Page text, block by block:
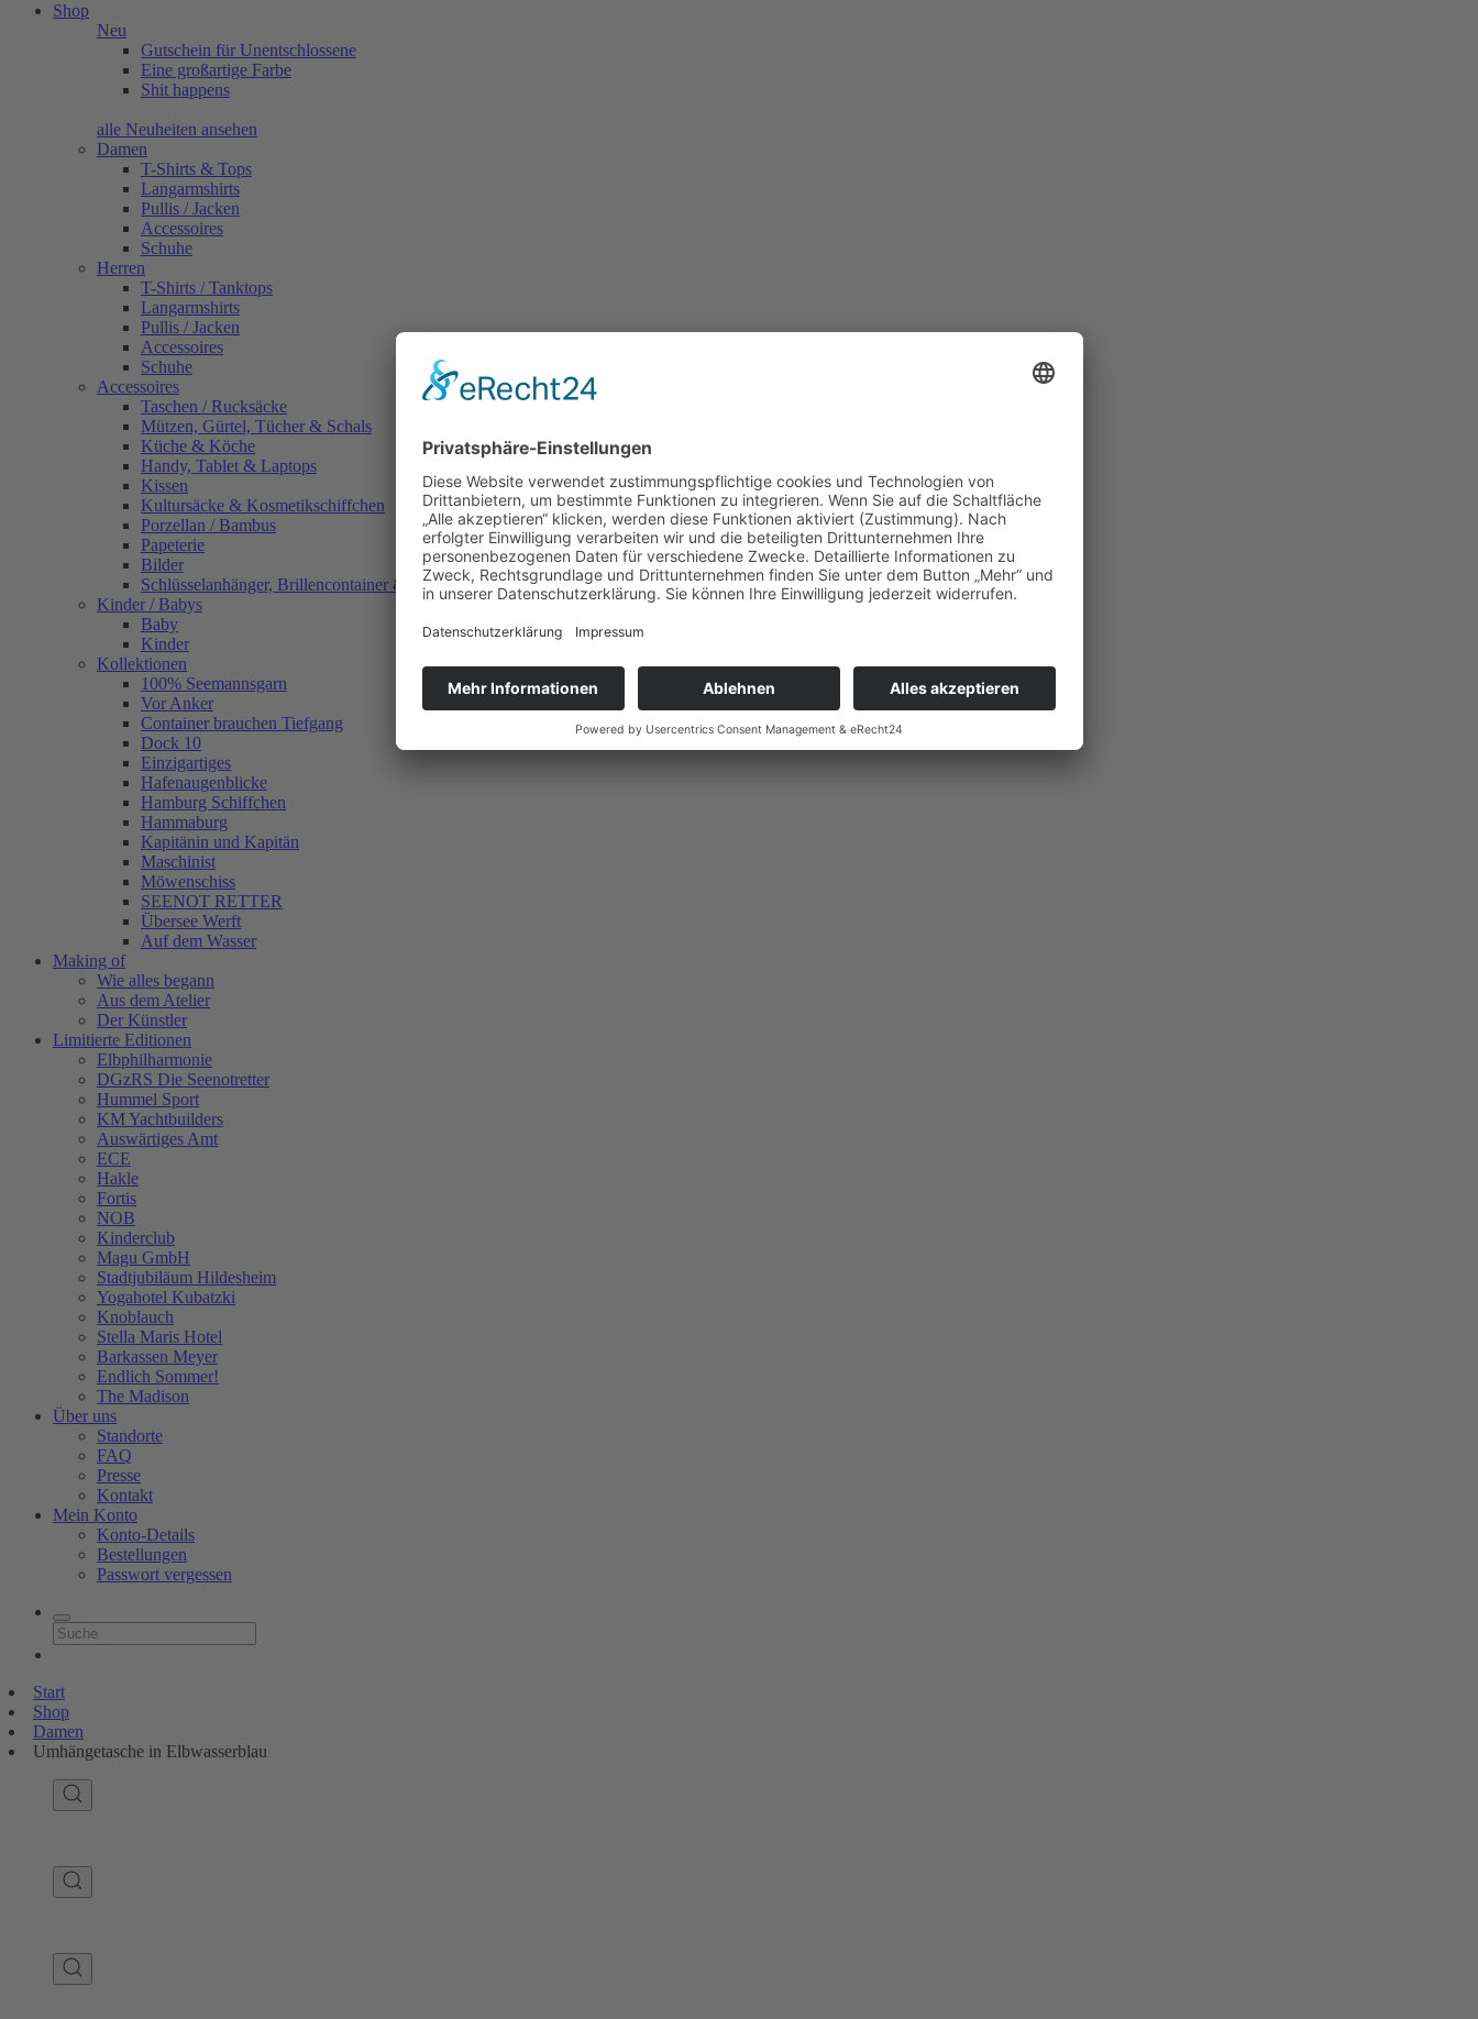
Shop
Neu
Gutschein für Unentschlossene
Eine großartige Farbe
Shit happens
alle Neuheiten ansehen
Damen
T-Shirts & Tops
Langarmshirts
Pullis / Jacken
Accessoires
Schuhe
Herren
T-Shirts / Tanktops
Langarmshirts
Pullis / Jacken
Accessoires
Schuhe
Accessoires
Taschen / Rucksäcke
Mützen, Gürtel, Tücher & Schals
Küche & Köche
Handy, Tablet & Laptops
Kissen
Kultursäcke & Kosmetikschiffchen
Porzellan / Bambus
Papeterie
Bilder
Schlüsselanhänger, Brillencontainer & mehr
Kinder / Babys
Baby
Kinder
Kollektionen
100% Seemannsgarn
Vor Anker
Container brauchen Tiefgang
Dock 10
Einzigartiges
Hafenaugen­blicke
Hamburg Schiffchen
Hammaburg
Kapitänin und Kapitän
Maschinist
Möwenschiss
SEENOT RETTER
Übersee Werft
Auf dem Wasser
Making of
Wie alles begann
Aus dem Atelier
Der Künstler
Limitierte Editionen
Elbphilharmonie
DGzRS Die Seenotretter
Hummel Sport
KM Yachtbuilders
Auswärtiges Amt
ECE
Hakle
Fortis
NOB
Kinderclub
Magu GmbH
Stadtjubiläum Hildesheim
Yogahotel Kubatzki
Knoblauch
Stella Maris Hotel
Barkassen Meyer
Endlich Sommer!
The Madison
Über uns
Standorte
FAQ
Presse
Kontakt
Mein Konto
Konto-Details
Bestellungen
Passwort vergessen
Start
Shop
Damen
Umhängetasche in Elbwasserblau